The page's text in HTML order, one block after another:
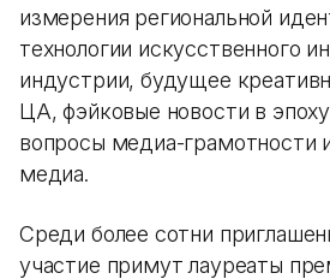
измерения региональной
технологии искусственного
индустрии, будущее
ЦА, фэйковые новости в
вопросы медиа-грамотности
медиа.
Среди более сотни
участие примут лауреаты